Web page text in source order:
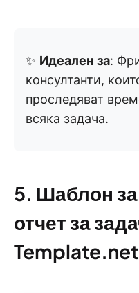
✨ Идеален за:
консултанти,
проследяват
всяка задача.
5. Шаблон
отчет за
Template.net